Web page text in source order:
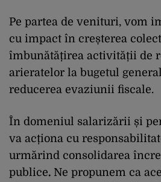
Pe partea de venituri, vom
cu impact în creșterea
îmbunătățirea activității de
arieratelor la bugetul
reducerea evaziunii fiscale.
În domeniul salarizării și
va acționa cu
urmărind consolidarea
publice. Ne propunem ca